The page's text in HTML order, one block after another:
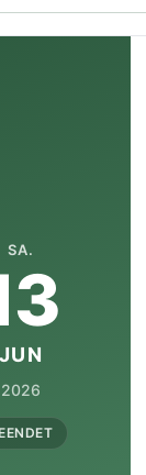
SA.
JUN
2026